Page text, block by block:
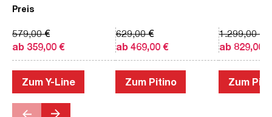
Preis
ab 359,00 €
579,00 €
Zum Y-Line
ab 469,00 €
629,00 €
Zum Pitino
ab 829,00 €
1.299,00 €
Zum